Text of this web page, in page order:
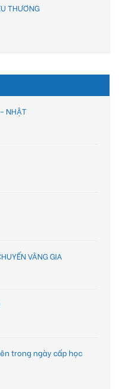
THƯƠNG
NHẬT
VÃNG GIA
trong ngày cấp học